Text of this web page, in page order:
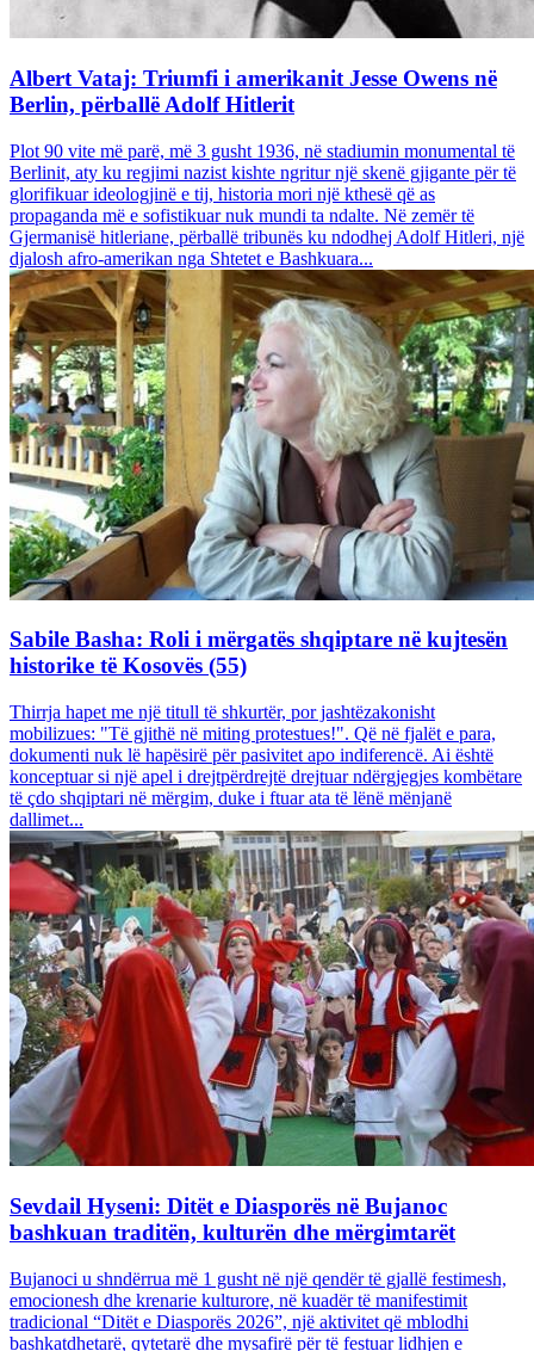
Albert Vataj: Triumfi i amerikanit Jesse Owens në
Berlin, përballë Adolf Hitlerit
Plot 90 vite më parë, më 3 gusht 1936, në stadiumin monumental të
Berlinit, aty ku regjimi nazist kishte ngritur një skenë gjigante për të
glorifikuar ideologjinë e tij, historia mori një kthesë që as
propaganda më e sofistikuar nuk mundi ta ndalte. Në zemër të
Gjermanisë hitleriane, përballë tribunës ku ndodhej Adolf Hitleri, një
djalosh afro-amerikan nga Shtetet e Bashkuara...
Sabile Basha: Roli i mërgatës shqiptare në kujtesën
historike të Kosovës (55)
Thirrja hapet me një titull të shkurtër, por jashtëzakonisht
mobilizues: "Të gjithë në miting protestues!". Që në fjalët e para,
dokumenti nuk lë hapësirë për pasivitet apo indiferencë. Ai është
konceptuar si një apel i drejtpërdrejtë drejtuar ndërgjegjes kombëtare
të çdo shqiptari në mërgim, duke i ftuar ata të lënë mënjanë
dallimet...
Sevdail Hyseni: Ditët e Diasporës në Bujanoc
bashkuan traditën, kulturën dhe mërgimtarët
Bujanoci u shndërrua më 1 gusht në një qendër të gjallë festimesh,
emocionesh dhe krenarie kulturore, në kuadër të manifestimit
tradicional “Ditët e Diasporës 2026”, një aktivitet që mblodhi
bashkatdhetarë, qytetarë dhe mysafirë për të festuar lidhjen e